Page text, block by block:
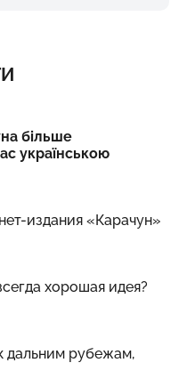
більше
українською
издания «Карачун»
хорошая идея?
дальним рубежам,